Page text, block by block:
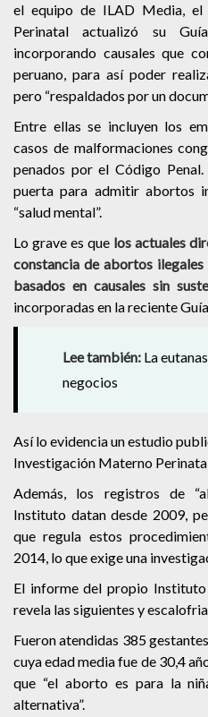
el equipo de ILAD Media,
Perinatal actualizó su
incorporando causales que
peruano, para así poder
pero “respaldados por un
Entre ellas se incluyen los
casos de malformaciones
penados por el Código
puerta para admitir abortos
“salud mental”.
Lo grave es que los actuales
constancia de abortos
basados en causales sin
incorporadas en la reciente
Lee también: La
negocios
Así lo evidencia un estudio
Investigación Materno
Además, los registros de
Instituto datan desde 2009,
que regula estos
2014, lo que exige una
El informe del propio
revela las siguientes y
Fueron atendidas 385
cuya edad media fue de 30,4
que “el aborto es para la
alternativa”.